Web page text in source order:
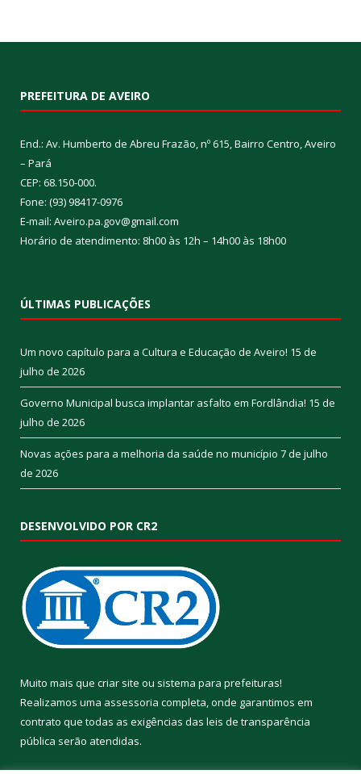
PREFEITURA DE AVEIRO
End.: Av. Humberto de Abreu Frazão, nº 615, Bairro Centro, Aveiro
– Pará
CEP: 68.150-000.
Fone: (93) 98417-0976
E-mail: Aveiro.pa.gov@gmail.com
Horário de atendimento: 8h00 às 12h – 14h00 às 18h00
ÚLTIMAS PUBLICAÇÕES
Um novo capítulo para a Cultura e Educação de Aveiro! 15 de
julho de 2026
Governo Municipal busca implantar asfalto em Fordlândia! 15 de
julho de 2026
Novas ações para a melhoria da saúde no município 7 de julho
de 2026
DESENVOLVIDO POR CR2
Muito mais que criar site ou sistema para prefeituras!
Realizamos uma assessoria completa, onde garantimos em
contrato que todas as exigências das leis de transparência
pública serão atendidas.